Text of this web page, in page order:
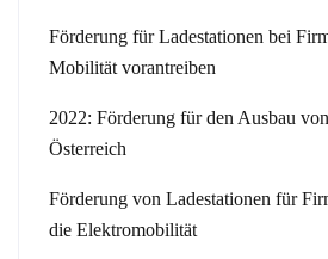
Förderung für Ladestationen bei
Mobilität vorantreiben
2022: Förderung für den Ausbau
Österreich
Förderung von Ladestationen für
die Elektromobilität